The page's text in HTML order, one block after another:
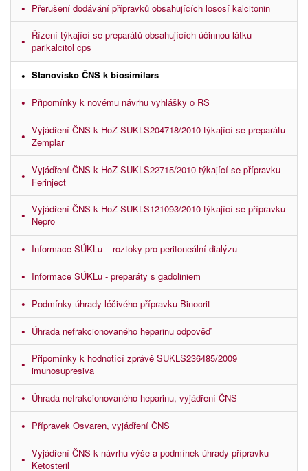
Přerušení dodávání přípravků obsahujících lososí kalcitonin
Řízení týkající se preparátů obsahujících účinnou látku
parikalcitol cps
Stanovisko ČNS k biosimilars
Připomínky k novému návrhu vyhlášky o RS
Vyjádření ČNS k HoZ SUKLS204718/2010 týkající se preparátu
Zemplar
Vyjádření ČNS k HoZ SUKLS22715/2010 týkající se přípravku
Ferinject
Vyjádření ČNS k HoZ SUKLS121093/2010 týkající se přípravku
Nepro
Informace SÚKLu – roztoky pro peritoneální dialýzu
Informace SÚKLu - preparáty s gadoliniem
Podmínky úhrady léčivého přípravku Binocrit
Úhrada nefrakcionovaného heparinu odpověď
Připomínky k hodnotící zprávě SUKLS236485/2009
imunosupresiva
Úhrada nefrakcionovaného heparinu, vyjádření ČNS
Přípravek Osvaren, vyjádření ČNS
Vyjádření ČNS k návrhu výše a podmínek úhrady přípravku
Ketosteril